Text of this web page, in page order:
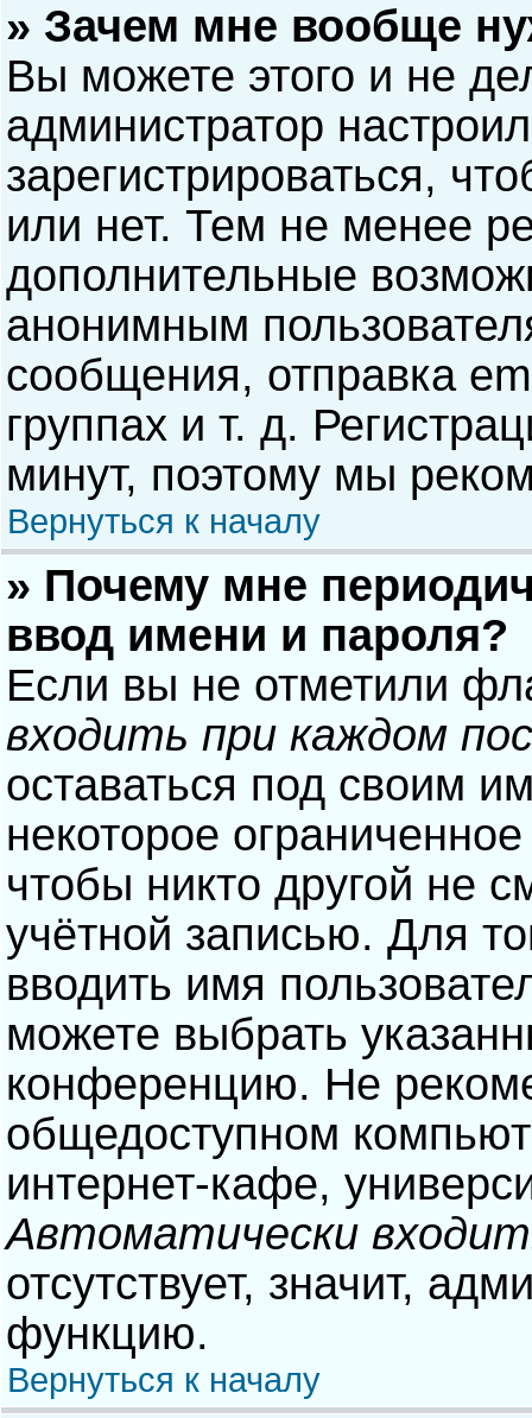
» Зачем мне вообще
Вы можете этого и не
администратор
зарегистрироваться,
или нет. Тем не менее
дополнительные
анонимным
сообщения, отправка
группах и т. д.
минут, поэтому мы
Вернуться к началу
» Почему мне
ввод имени и пароля?
Если вы не отметили
входить при каждом
оставаться под своим
некоторое
чтобы никто другой не
учётной записью. Для
вводить имя
можете выбрать
конференцию. Не
общедоступном
интернет-кафе,
Автоматически
отсутствует, значит,
функцию.
Вернуться к началу